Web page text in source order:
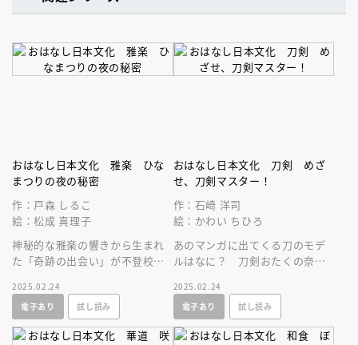
おはなし日本文化 雅楽 ひな
まつりの夜の秘密
作：戸森 しるこ
絵：松成 真理子
神秘的な雅楽の響きから生まれ
た「奇跡の出会い」が不登校の
2025.02.24
電子あり
試し読み
おはなし日本文化 刀剣 めざ
せ、刀剣マスター！
作：石崎 洋司
絵：かわい ちひろ
あのマンガに出てくる刀のモデ
ルはなに？ 刀剣おたくの奈々
種類を学びながら、刀剣マスタ
ーを目指す！
2025.02.24
電子あり
試し読み